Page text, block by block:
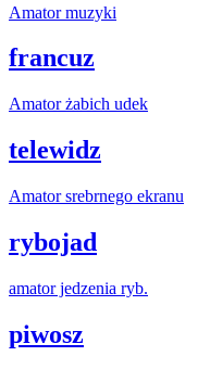
Amatormuzyki
francuz
Amatorżabich udek
telewidz
Amatorsrebrnego ekranu
rybojad
amatorjedzenia ryb.
piwosz